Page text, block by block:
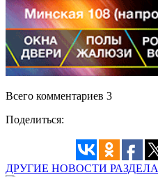
Всего комментариев 3
Поделиться:
ДРУГИЕ НОВОСТИ РАЗДЕЛА